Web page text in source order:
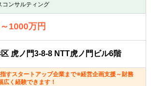
コンサルティング
1000万円
虎ノ門3-8-8 NTT虎ノ門ビル6階
すスタートアップ企業まで※経営企画支援～財務
広く経験できます！